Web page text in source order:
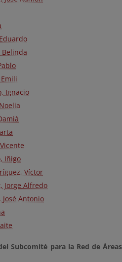
Belinda
Ignacio
Iñigo
Víctor
Jorge Alfredo
José Antonio
Subcomité para la Red de Áreas